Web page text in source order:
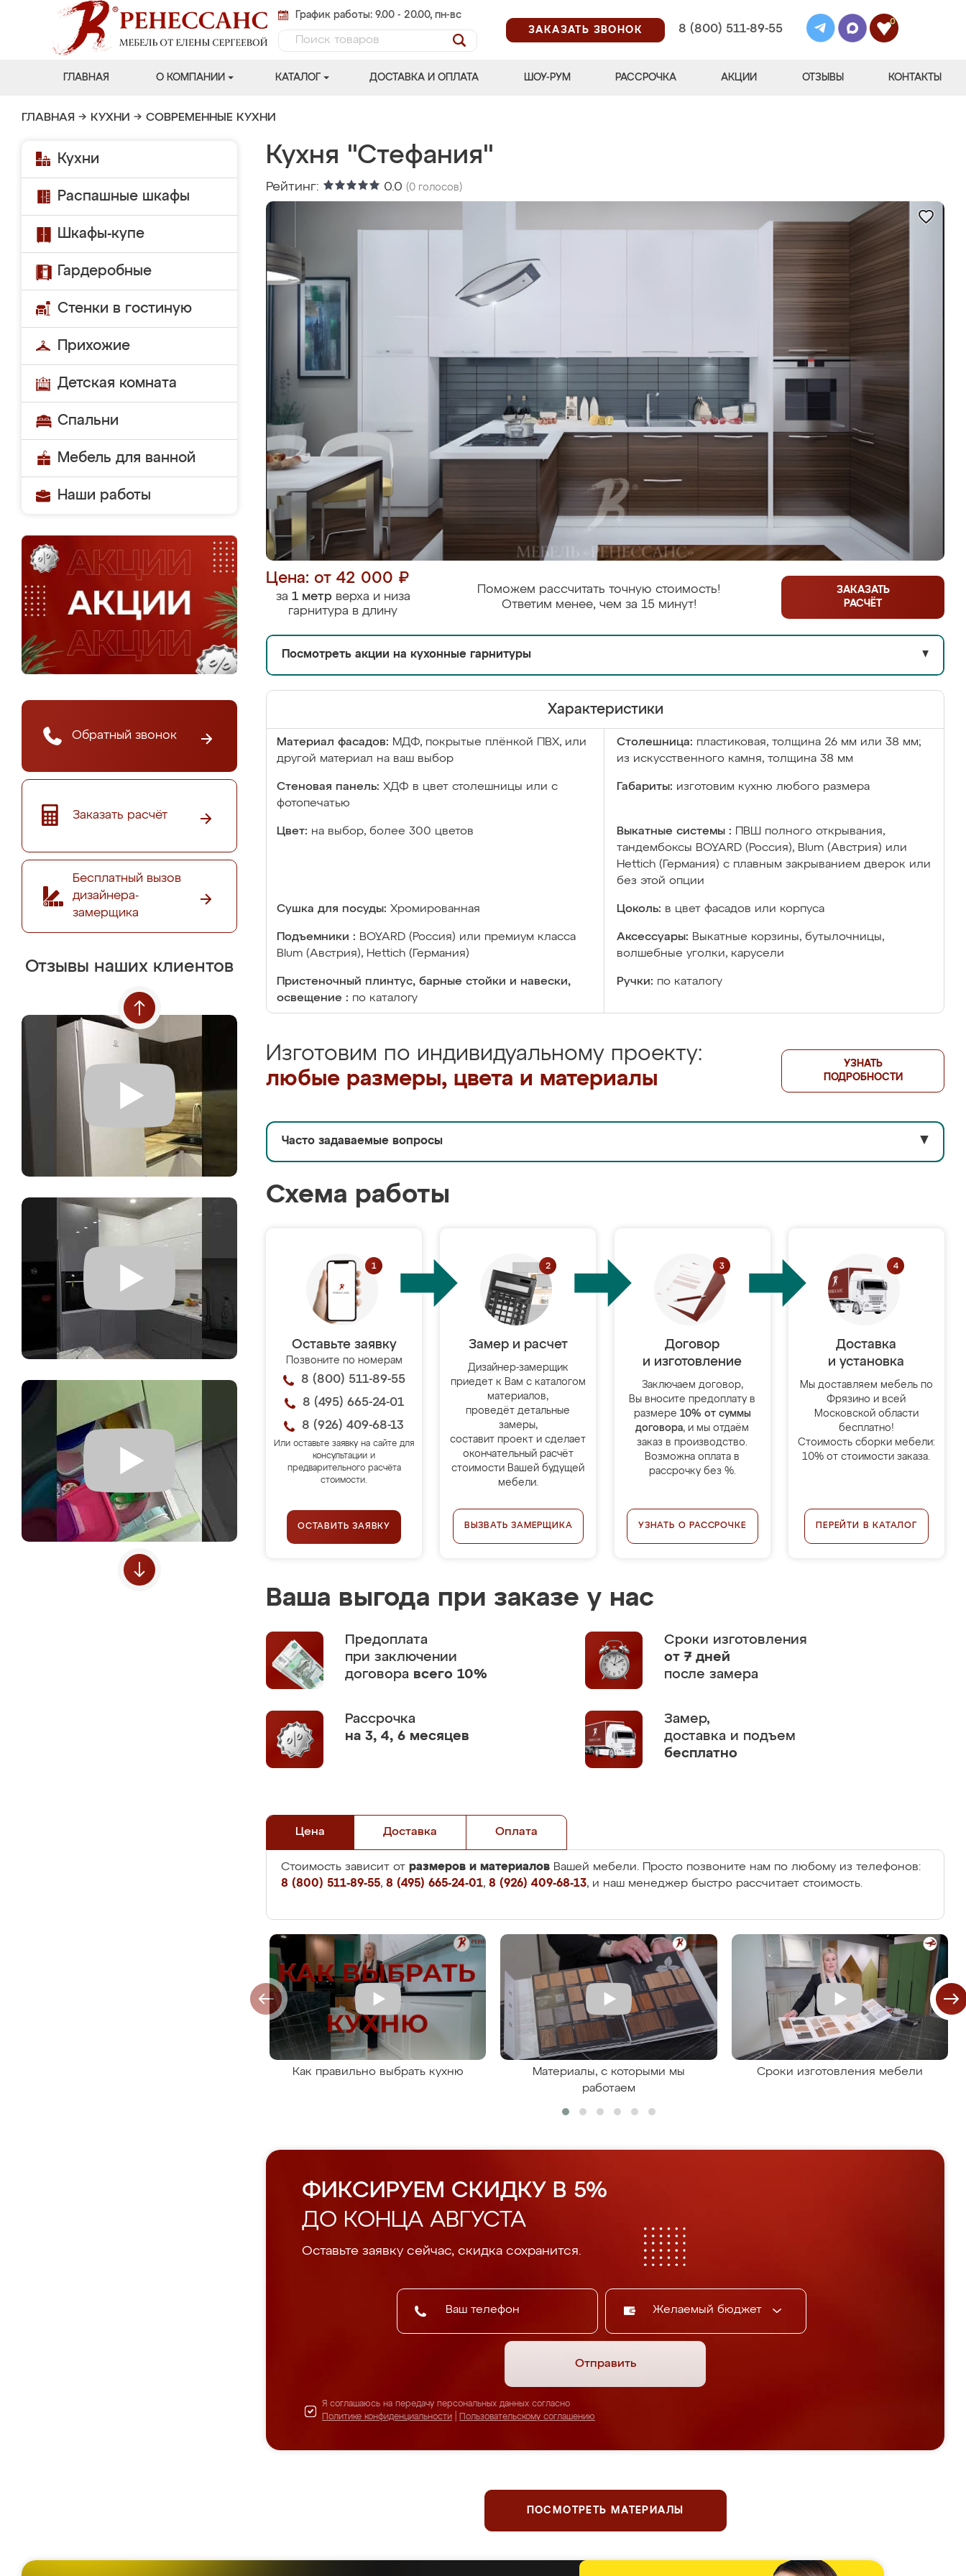
График работы: 9.00 - 20.00, пн-вс
ЗАКАЗАТЬ ЗВОНОК
8 (800) 511-89-55
0
ГЛАВНАЯ О КОМПАНИИ КАТАЛОГ ДОСТАВКА И ОПЛАТА ШОУ-РУМ РАССРОЧКА АКЦИИ ОТЗЫВЫ КОНТАКТЫ
ГЛАВНАЯ → КУХНИ → СОВРЕМЕННЫЕ КУХНИ
Кухни
Распашные шкафы
Шкафы-купе
Гардеробные
Стенки в гостиную
Прихожие
Детская комната
Спальни
Мебель для ванной
Наши работы
Обратный звонок
Заказать расчёт
Бесплатный вызов
дизайнера-
замерщика
Отзывы наших клиентов
Кухня "Стефания"
Рейтинг: 0.0 (0 голосов)
Цена: от 42 000 ₽
за 1 метрверха и низа
гарнитура в длину
Поможем рассчитать точную стоимость!
Ответим менее, чем за 15 минут!
ЗАКАЗАТЬ
РАСЧЁТ
Посмотреть акции на кухонные гарнитуры ▼
Характеристики
Материал фасадов: МДФ, покрытые плёнкой ПВХ, или
другой материал на ваш выбор
Столешница: пластиковая, толщина 26 мм или 38 мм;
из искусственного камня, толщина 38 мм
Стеновая панель: ХДФ в цвет столешницы или с
фотопечатью
Габариты: изготовим кухню любого размера
Цвет: на выбор, более 300 цветов Выкатные системы :
ПВШ полного открывания,
тандембоксы BOYARD (Россия), Blum (Австрия) или
Hettich (Германия) с плавным закрыванием дверок или
без этой опции
Сушка для посуды: Хромированная Цоколь: в цвет фасадов или корпуса
Подъемники : BOYARD (Россия) или премиум класса
Blum (Австрия), Hettich (Германия)
Аксессуары: Выкатные корзины, бутылочницы,
волшебные уголки, карусели
Пристеночный плинтус, барные стойки и навески,
освещение : по каталогу
Ручки: по каталогу
Изготовим по индивидуальному проекту:
любые размеры, цвета и материалы
УЗНАТЬ
ПОДРОБНОСТИ
Часто задаваемые вопросы ▼
Схема работы
Оставьте заявку
Позвоните по номерам
8 (800) 511-89-55
8 (495) 665-24-01
8 (926) 409-68-13
Или оставьте заявку на сайте для
консультации и
предварительного расчёта
стоимости.
ОСТАВИТЬ ЗАЯВКУ
Замер и расчет
Дизайнер-замерщик
приедет к Вам с каталогом
материалов,
проведёт детальные
замеры,
составит проект и сделает
окончательный расчёт
стоимости Вашей будущей
мебели.
ВЫЗВАТЬ ЗАМЕРЩИКА
Договор
и изготовление
Заключаем договор,
Вы вносите предоплату в
размере 10% от суммы
договора, и мы отдаём
заказ в производство.
Возможна оплата в
рассрочку без %.
УЗНАТЬ О РАССРОЧКЕ
Доставка
и установка
Мы доставляем мебель по
Фрязино и всей
Московской области
бесплатно!
Стоимость сборки мебели:
10% от стоимости заказа.
ПЕРЕЙТИ В КАТАЛОГ
Ваша выгода при заказе у нас
Предоплата
при заключении
договора всего 10%
Сроки изготовления
от 7 дней
после замера
Рассрочка
на 3, 4, 6 месяцев
Замер,
доставка и подъем
бесплатно
Цена Доставка Оплата
Стоимость зависит от размеров и материалов Вашей мебели. Просто позвоните нам по любому из телефонов:
8 (800) 511-89-55, 8 (495) 665-24-01, 8 (926) 409-68-13, и наш менеджер быстро рассчитает стоимость.
Как правильно выбрать кухню
Материалы, с которыми мы
работаем
Сроки изготовления мебели
ФИКСИРУЕМ СКИДКУ В 5%
ДО КОНЦА АВГУСТА
Оставьте заявку сейчас, скидка сохранится.
Желаемый бюджет
Отправить
Я соглашаюсь на передачу персональных данных согласно
Политике конфиденциальности
Пользовательскому соглашению
ПОСМОТРЕТЬ МАТЕРИАЛЫ